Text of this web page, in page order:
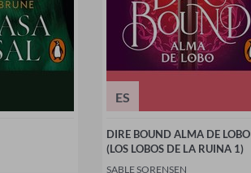
ES
DIRE BOUND ALMA DE LOBO
(LOS LOBOS DE LA RUINA 1)
SABLE SORENSEN